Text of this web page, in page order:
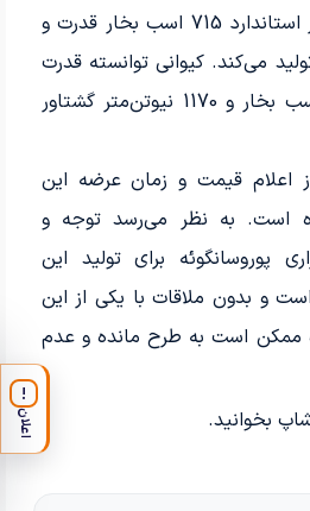
سیلندر است که به طور استاندارد 715 اسب بخار قدرت و
تولید می‌کند. کیوانی توانسته قدرت
این موتور را به 967 اسب بخار و 1170 نیوتن‌متر گشتاور
اعلام قیمت و زمان عرضه این
است. به نظر می‌رسد توجه و
پوروسانگوئه برای تولید این
و بدون ملاقات با یکی از این
ممکن است به طرح مانده و عدم
بخوانید.
!
اعلان